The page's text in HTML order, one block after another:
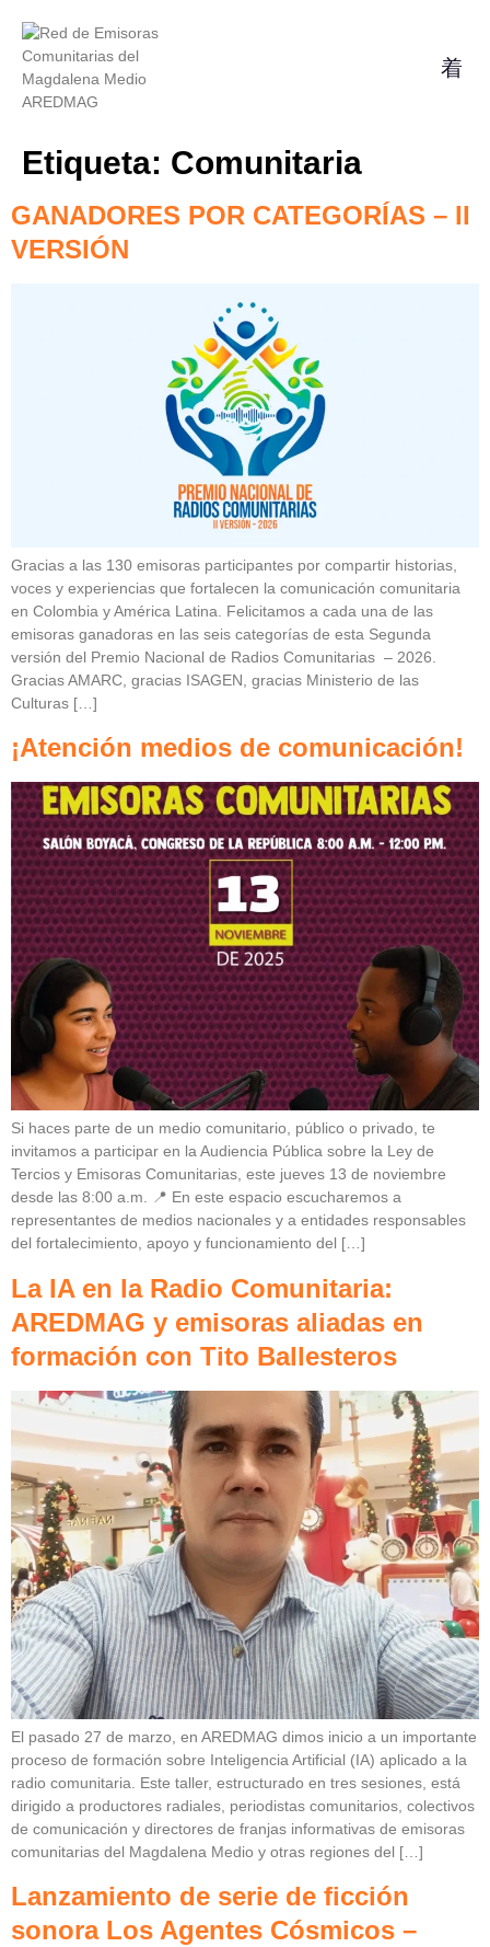
Etiqueta: Comunitaria
GANADORES POR CATEGORÍAS – II
VERSIÓN
Gracias a las 130 emisoras participantes por compartir historias,
voces y experiencias que fortalecen la comunicación comunitaria
en Colombia y América Latina. Felicitamos a cada una de las
emisoras ganadoras en las seis categorías de esta Segunda
versión del Premio Nacional de Radios Comunitarias – 2026.
Gracias AMARC, gracias ISAGEN, gracias Ministerio de las
Culturas […]
¡Atención medios de comunicación!
Si haces parte de un medio comunitario, público o privado, te
invitamos a participar en la Audiencia Pública sobre la Ley de
Tercios y Emisoras Comunitarias, este jueves 13 de noviembre
desde las 8:00 a.m. 📍 En este espacio escucharemos a
representantes de medios nacionales y a entidades responsables
del fortalecimiento, apoyo y funcionamiento del […]
La IA en la Radio Comunitaria:
AREDMAG y emisoras aliadas en
formación con Tito Ballesteros
El pasado 27 de marzo, en AREDMAG dimos inicio a un importante
proceso de formación sobre Inteligencia Artificial (IA) aplicado a la
radio comunitaria. Este taller, estructurado en tres sesiones, está
dirigido a productores radiales, periodistas comunitarios, colectivos
de comunicación y directores de franjas informativas de emisoras
comunitarias del Magdalena Medio y otras regiones del […]
Lanzamiento de serie de ficción
sonora Los Agentes Cósmicos –